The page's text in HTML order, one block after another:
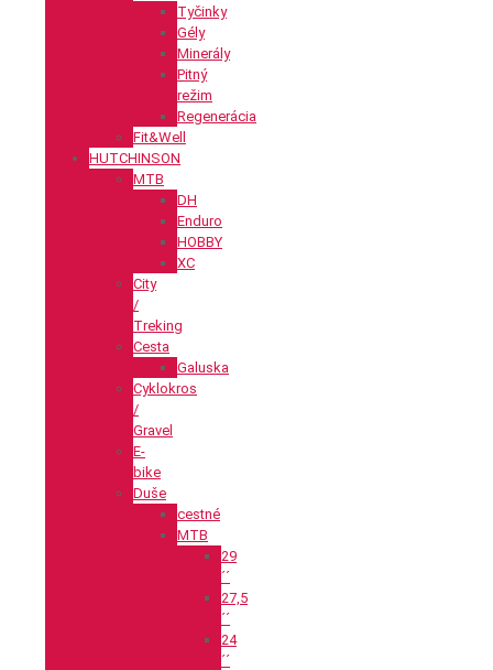
Tyčinky
Gély
Minerály
Pitný
režim
Regenerácia
Fit&Well
HUTCHINSON
MTB
DH
Enduro
HOBBY
XC
City
/
Treking
Cesta
Galuska
Cyklokros
/
Gravel
E-
bike
Duše
cestné
MTB
29
´´
27,5
´´
24
´´